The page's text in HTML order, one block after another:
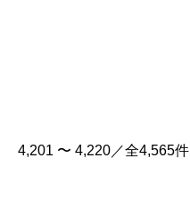
4,201 〜 4,220／全4,565件